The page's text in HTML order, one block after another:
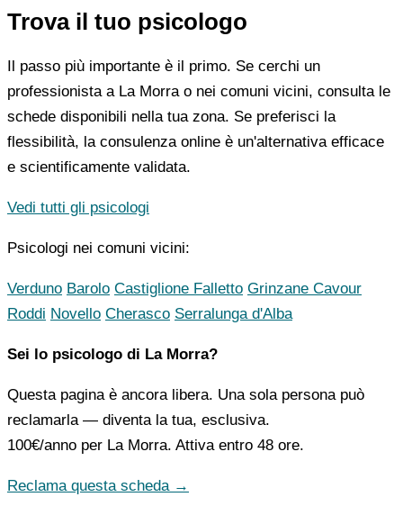
Trova il tuo psicologo
Il passo più importante è il primo. Se cerchi un
professionista a La Morra o nei comuni vicini, consulta le
schede disponibili nella tua zona. Se preferisci la
flessibilità, la consulenza online è un'alternativa efficace
e scientificamente validata.
Vedi tutti gli psicologi
Psicologi nei comuni vicini:
Verduno Barolo Castiglione Falletto Grinzane Cavour
Roddi Novello Cherasco Serralunga d'Alba
Sei lo psicologo di La Morra?
Questa pagina è ancora libera. Una sola persona può
reclamarla — diventa la tua, esclusiva.
100€/anno per La Morra. Attiva entro 48 ore.
Reclama questa scheda →